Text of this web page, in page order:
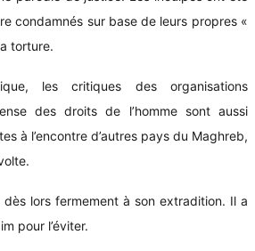
condamnés sur base de leurs propres «
torture.
les critiques des organisations
des droits de l’homme sont aussi
à l’encontre d’autres pays du Maghreb,
dès lors fermement à son extradition. Il a
pour l’éviter.